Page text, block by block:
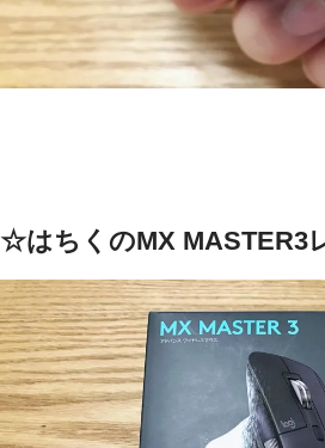
☆はちくのMX MASTER3